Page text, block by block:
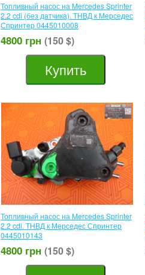
Топливный насос на Mercedes Sprinter
2.2 cdi (без датчика). ТНВД к Мерседес
Спринтер 0445010008
4800 грн (150 $)
Купить
Топливный насос на Mercedes Sprinter
2.2 cdi. ТНВД к Мерседес Спринтер
0445010143
4800 грн (150 $)